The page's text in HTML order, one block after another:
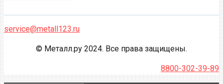
service@metall123.ru
© Металл.ру 2024. Все права защищены.
8800-302-39-89